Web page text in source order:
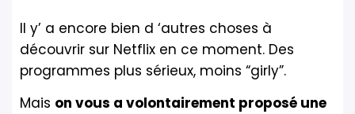
Il y’ a encore bien d ‘autres choses à
découvrir sur Netflix en ce moment. Des
programmes plus sérieux, moins “girly”.
Mais on vous a volontairement proposé une